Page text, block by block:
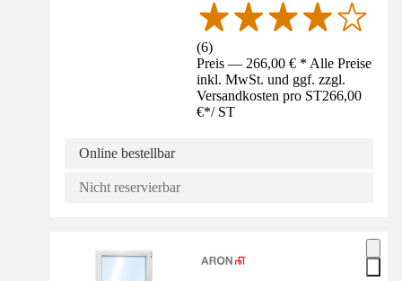
(6)
Preis — 266,00 € * Alle Preise
inkl. MwSt. und ggf. zzgl.
Versandkosten pro ST266,00
€*/ ST
Online bestellbar
Nicht reservierbar